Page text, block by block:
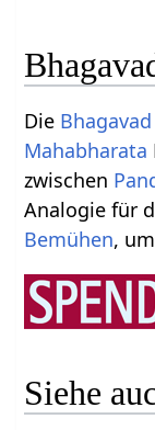
Die
Mahabharata
zwischen
Analogie für
Bemühen, um
Siehe